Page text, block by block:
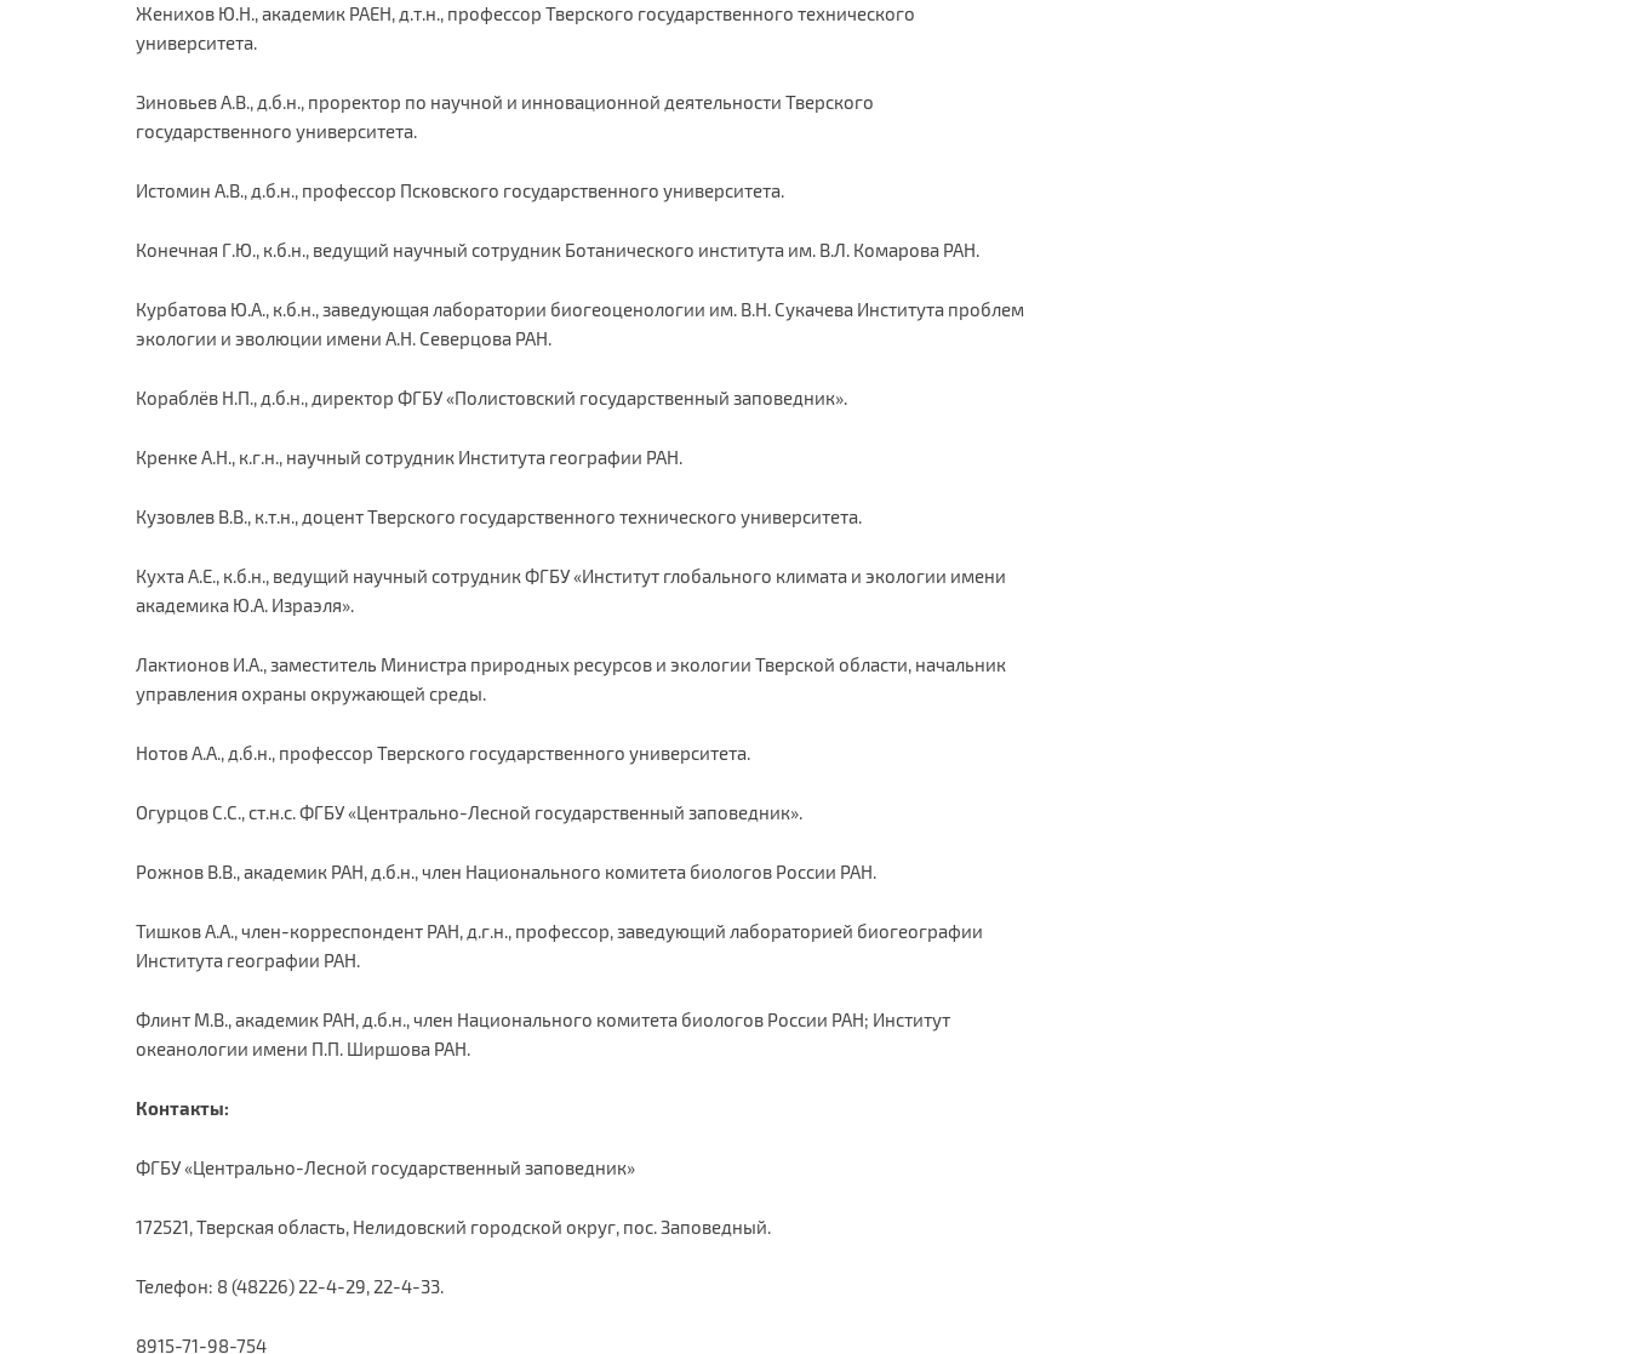
Женихов Ю.Н., академик РАЕН, д.т.н., профессор Тверского государственного технического
университета.
Зиновьев А.В., д.б.н., проректор по научной и инновационной деятельности Тверского
государственного университета.
Истомин А.В., д.б.н., профессор Псковского государственного университета.
Конечная Г.Ю., к.б.н., ведущий научный сотрудник Ботанического института им. В.Л. Комарова РАН.
Курбатова Ю.А., к.б.н., заведующая лаборатории биогеоценологии им. В.Н. Сукачева Института проблем
экологии и эволюции имени А.Н. Северцова РАН.
Кораблёв Н.П., д.б.н., директор ФГБУ «Полистовский государственный заповедник».
Кренке А.Н., к.г.н., научный сотрудник Института географии РАН.
Кузовлев В.В., к.т.н., доцент Тверского государственного технического университета.
Кухта А.Е., к.б.н., ведущий научный сотрудник ФГБУ «Институт глобального климата и экологии имени
академика Ю.А. Израэля».
Лактионов И.А., заместитель Министра природных ресурсов и экологии Тверской области, начальник
управления охраны окружающей среды.
Нотов А.А., д.б.н., профессор Тверского государственного университета.
Огурцов С.С., ст.н.с. ФГБУ «Центрально-Лесной государственный заповедник».
Рожнов В.В., академик РАН, д.б.н., член Национального комитета биологов России РАН.
Тишков А.А., член-корреспондент РАН, д.г.н., профессор, заведующий лабораторией биогеографии
Института географии РАН.
Флинт М.В., академик РАН, д.б.н., член Национального комитета биологов России РАН; Институт
океанологии имени П.П. Ширшова РАН.
Контакты:
ФГБУ «Центрально-Лесной государственный заповедник»
172521, Тверская область, Нелидовский городской округ, пос. Заповедный.
Телефон: 8 (48226) 22-4-29, 22-4-33.
8915-71-98-754